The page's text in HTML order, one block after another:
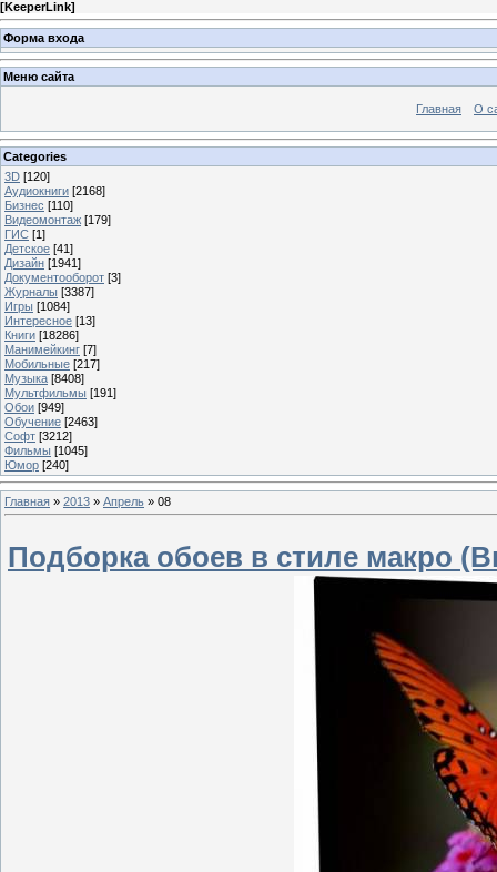
[KeeperLink]
Форма входа
Меню сайта
Главная О
Categories
3D [120]
Аудиокниги [2168]
Бизнес [110]
Видеомонтаж [179]
ГИС [1]
Детское [41]
Дизайн [1941]
Документооборот [3]
Журналы [3387]
Игры [1084]
Интересное [13]
Книги [18286]
Манимейкинг [7]
Мобильные [217]
Музыка [8408]
Мультфильмы [191]
Обои [949]
Обучение [2463]
Софт [3212]
Фильмы [1045]
Юмор [240]
Главная » 2013 » Апрель » 08
Подборка обоев в стиле макро